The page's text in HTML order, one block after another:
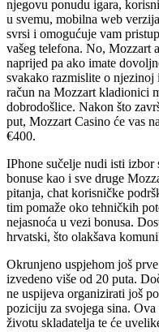
njegovu ponudu igara,
u svemu, mobilna web
svrsi i omogućuje vam
vašeg telefona. No, Mozzart
naprijed pa ako imate
svakako razmislite o
račun na Mozzart kladionici
dobrodošlice. Nakon što
put, Mozzart Casino će vas
€400.
IPhone sučelje nudi isti
bonuse kao i sve druge
pitanja, chat korisničke
tim pomaže oko tehničkih
nejasnoća u vezi bonusa.
hrvatski, što olakšava
Okrunjeno uspjehom još
izvedeno više od 20 puta.
ne uspijeva organizirati još
poziciju za svojega sina. Ova
životu skladatelja te će